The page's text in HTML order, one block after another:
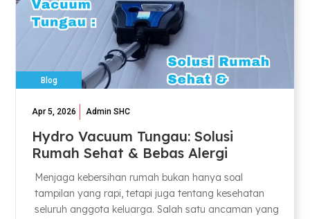
Blog
Apr 5, 2026 Admin SHC
Hydro Vacuum Tungau: Solusi
Rumah Sehat & Bebas Alergi
Menjaga kebersihan rumah bukan hanya soal
tampilan yang rapi, tetapi juga tentang kesehatan
seluruh anggota keluarga. Salah satu ancaman yang